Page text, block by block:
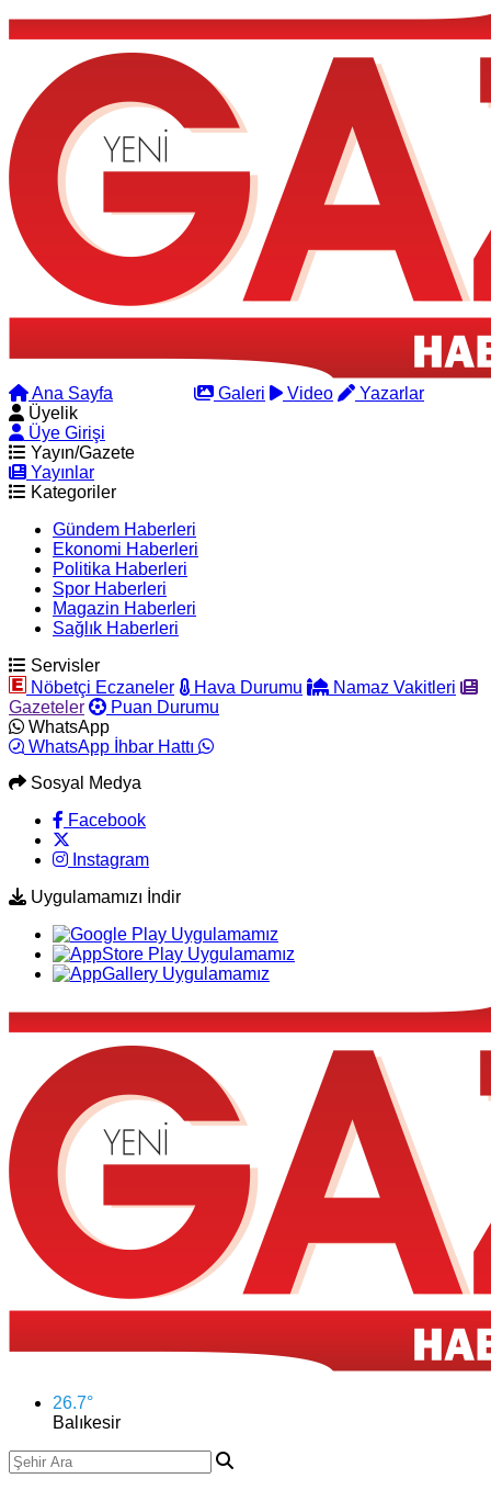
Ana Sayfa Galeri Video
Yazarlar
Üyelik
Üye Girişi
Yayın/Gazete
Yayınlar
Kategoriler
Gündem Haberleri
Ekonomi Haberleri
Politika Haberleri
Spor Haberleri
Magazin Haberleri
Sağlık Haberleri
Servisler
Nöbetçi Eczaneler
Hava Durumu
Namaz Vakitleri
Gazeteler
Puan Durumu
WhatsApp
WhatsApp İhbar Hattı
Sosyal Medya
Facebook
Instagram
Uygulamamızı İndir
26.7°
Balıkesir